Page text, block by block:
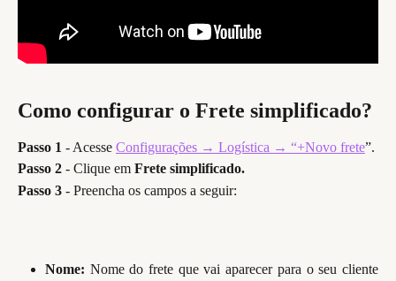
Como configurar o Frete simplificado?
Passo 1 - Acesse Configurações → Logística → “+Novo frete”.
Passo 2 - Clique em Frete simplificado.
Passo 3 - Preencha os campos a seguir:
Nome: Nome do frete que vai aparecer para o seu cliente